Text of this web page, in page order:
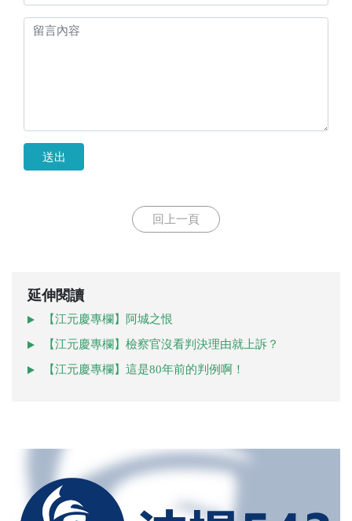
送出
回上一頁
延伸閱讀
【江元慶專欄】阿城之恨
【江元慶專欄】檢察官沒看判決理由就上訴？
【江元慶專欄】這是80年前的判例啊！